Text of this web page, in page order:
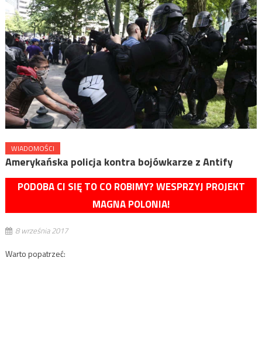
WIADOMOŚCI
Amerykańska policja kontra bojówkarze z Antify
PODOBA CI SIĘ TO CO ROBIMY? WESPRZYJ PROJEKT
MAGNA POLONIA!
8 września 2017
Warto popatrzeć: